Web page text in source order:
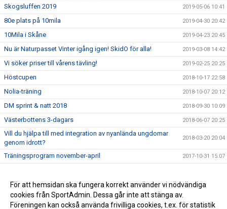
Skogsluffen 2019 2019-05-06 10:41
80e plats på 10mila 2019-04-30 20:42
10Mila i Skåne 2019-04-23 20:45
Nu är Naturpasset Vinter igång igen! SkidO för alla! 2019-03-08 14:42
Vi söker priser till vårens tävling! 2019-02-25 20:25
Höstcupen 2018-10-17 22:58
Nolia-träning 2018-10-07 20:12
DM sprint & natt 2018 2018-09-30 10:09
Västerbottens 3-dagars 2018-06-07 20:25
Vill du hjälpa till med integration av nyanlända ungdomar
genom idrott?
2018-03-20 20:04
Träningsprogram november-april 2017-10-31 15:07
Ungdomsträning 2017-08-26 19:04
Skogsluffen 2017 2017-05-08 08:52
För att hemsidan ska fungera korrekt använder vi nödvändiga
cookies från SportAdmin. Dessa går inte att stänga av.
Föreningen kan också använda frivilliga cookies, t.ex. för statistik